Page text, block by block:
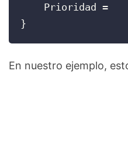
Prioridad =
}
En nuestro ejemplo,